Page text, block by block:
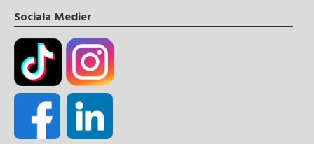
Sociala Medier